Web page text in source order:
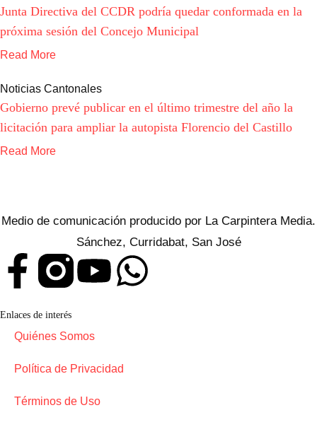
Junta Directiva del CCDR podría quedar conformada en la
próxima sesión del Concejo Municipal
Read More
Noticias Cantonales
Gobierno prevé publicar en el último trimestre del año la
licitación para ampliar la autopista Florencio del Castillo
Read More
Medio de comunicación producido por La Carpintera Media.
Sánchez, Curridabat, San José
Enlaces de interés
Quiénes Somos
Política de Privacidad
Términos de Uso